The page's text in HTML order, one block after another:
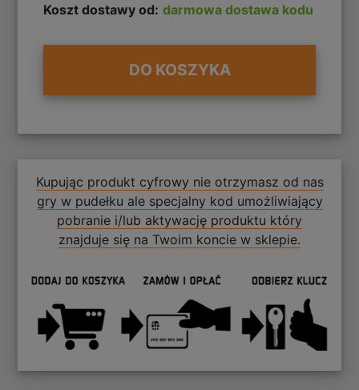
Koszt dostawy od: darmowa dostawa kodu
DO KOSZYKA
Kupując produkt cyfrowy nie otrzymasz od nas
gry w pudełku ale specjalny kod umożliwiający
pobranie i/lub aktywację produktu który
znajduje się na Twoim koncie w sklepie.